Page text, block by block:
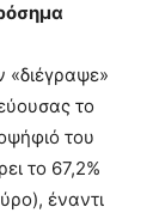
«διέγραψε»
το
του
το 67,2%
έναντι